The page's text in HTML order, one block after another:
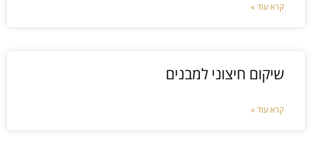
קרא עוד »
שיקום חיצוני למבנים
קרא עוד »